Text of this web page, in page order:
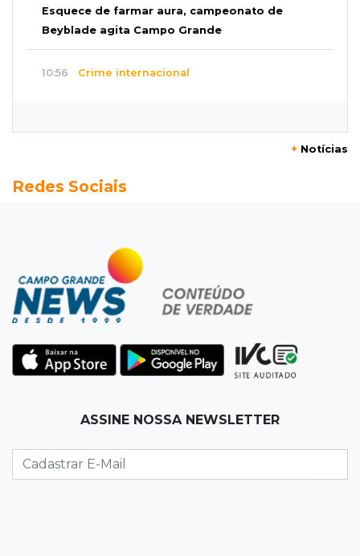
Esquece de farmar aura, campeonato de
Beyblade agita Campo Grande
10:56 Crime internacional
MS já tem projetos em mercado de carbono
Licenciamento ambiental
Governador quer que Imasul assuma
licenciamento de rodovias da Rota da
Celulose
10:25 Dourados
Após brilhar na Copa LNF, goleiro do
Morte no trânsito e casamento de bisavó são
destaques da semana
+ Notícias
Redes Sociais
ASSINE NOSSA NEWSLETTER